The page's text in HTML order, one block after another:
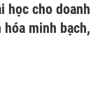
học cho doanh
minh bạch,